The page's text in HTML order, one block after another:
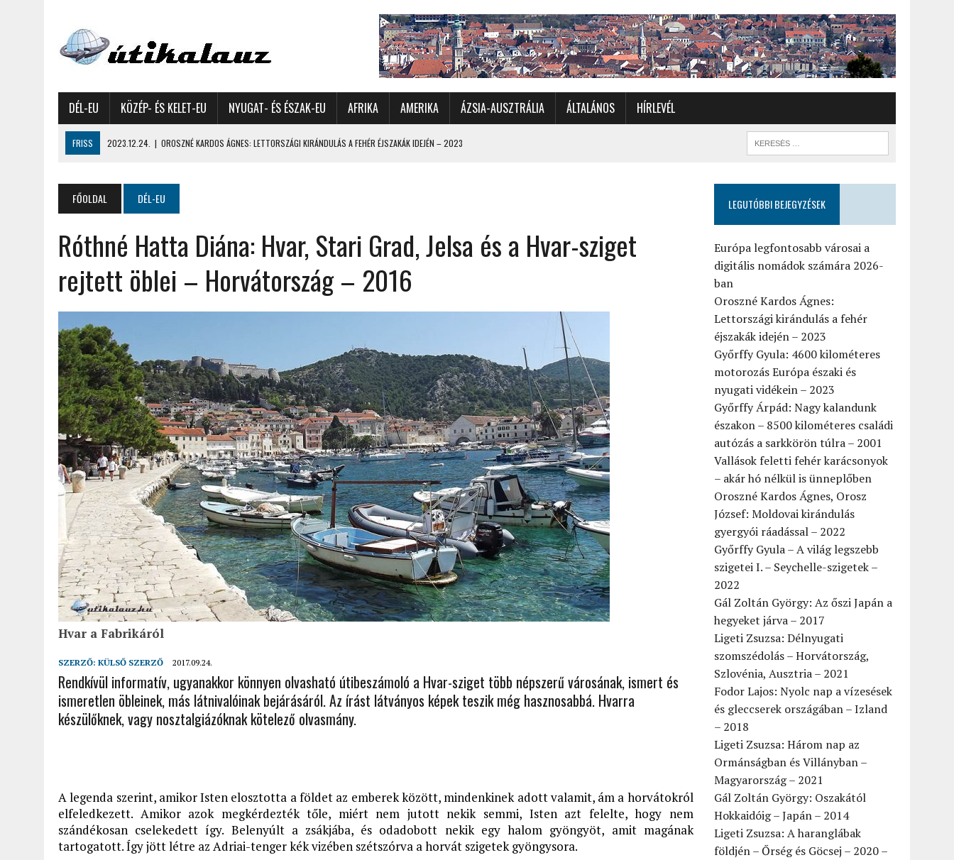
DÉL-EU KÖZÉP- ÉS KELET-EU NYUGAT- ÉS ÉSZAK-EU AFRIKA AMERIKA ÁZSIA-AUSZTRÁLIA ÁLTALÁNOS HÍRLEVÉL
FRISS 2023.12.24. | OROSZNÉ KARDOS ÁGNES: LETTORSZÁGI KIRÁNDULÁS A FEHÉR ÉJSZAKÁK IDEJÉN – 2023
2023.11.17.
GYŐRFFY ÁRPÁD: NAGY KALANDUNK ÉSZAKON – 8500 KILOMÉTERES CSALÁDI AUTÓZÁS A SARKKÖRÖN TÚLRA – 2001
2022.12.21. | VALLÁSOK FELETTI FEHÉR KARÁCSONYOK – AKÁR HÓ NÉLKÜL IS ÜNNEPLŐBEN
2022.12.11.
OROSZNÉ KARDOS ÁGNES, OROSZ JÓZSEF: MOLDOVAI KIRÁNDULÁS GYERGYÓI RÁADÁSSAL – 2022
2022.03.08. |
GYŐRFFY GYULA – A VILÁG LEGSZEBB SZIGETEI I. – SEYCHELLE-SZIGETEK – 2022
2022.02.26.
GÁL ZOLTÁN GYÖRGY: AZ ŐSZI JAPÁN A HEGYEKET JÁRVA – 2017
2022.02.12.
2026.04.01. | EURÓPA LEGFONTOSABB VÁROSAI A DIGITÁLIS NOMÁDOK SZÁMÁRA 2026-BAN
FŐOLDAL DÉL-EU
Róthné Hatta Diána: Hvar, Stari Grad, Jelsa és a Hvar-sziget
rejtett öblei – Horvátország – 2016
Hvar a Fabrikáról
SZERZŐ: KÜLSŐ SZERZŐ 2017.09.24.
Rendkívül informatív, ugyanakkor könnyen olvasható útibeszámoló a Hvar-sziget több népszerű városának, ismert és
ismeretlen öbleinek, más látnivalóinak bejárásáról. Az írást látványos képek teszik még hasznosabbá. Hvarra
készülőknek, vagy nosztalgiázóknak kötelező olvasmány.
A legenda szerint, amikor Isten elosztotta a földet az emberek között, mindenkinek adott valamit, ám a horvátokról
elfeledkezett. Amikor azok megkérdezték tőle, miért nem jutott nekik semmi, Isten azt felelte, hogy nem
szándékosan cselekedett így. Belenyúlt a zsákjába, és odadobott nekik egy halom gyöngyöt, amit magának
tartogatott. Így jött létre az Adriai-tenger kék vizében szétszórva a horvát szigetek gyöngysora.
LEGUTÓBBI BEJEGYZÉSEK
Európa legfontosabb városai a
digitális nomádok számára 2026-
ban
Oroszné Kardos Ágnes:
Lettországi kirándulás a fehér
éjszakák idején – 2023
Győrffy Gyula: 4600 kilométeres
motorozás Európa északi és
nyugati vidékein – 2023
Győrffy Árpád: Nagy kalandunk
északon – 8500 kilométeres családi
autózás a sarkkörön túlra – 2001
Vallások feletti fehér karácsonyok
– akár hó nélkül is ünneplőben
Oroszné Kardos Ágnes, Orosz
József: Moldovai kirándulás
gyergyói ráadással – 2022
Győrffy Gyula – A világ legszebb
szigetei I. – Seychelle-szigetek –
2022
Gál Zoltán György: Az őszi Japán a
hegyeket járva – 2017
Ligeti Zsuzsa: Délnyugati
szomszédolás – Horvátország,
Szlovénia, Ausztria – 2021
Fodor Lajos: Nyolc nap a vízesések
és gleccserek országában – Izland
– 2018
Ligeti Zsuzsa: Három nap az
Ormánságban és Villányban –
Magyarország – 2021
Gál Zoltán György: Oszakától
Hokkaidóig – Japán – 2014
Ligeti Zsuzsa: A haranglábak
földjén – Őrség és Göcsej – 2020 –